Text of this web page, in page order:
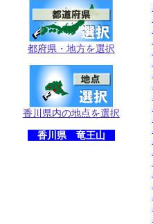
都府県・地方を選択
香川県内の地点を選択
香川県 竜王山